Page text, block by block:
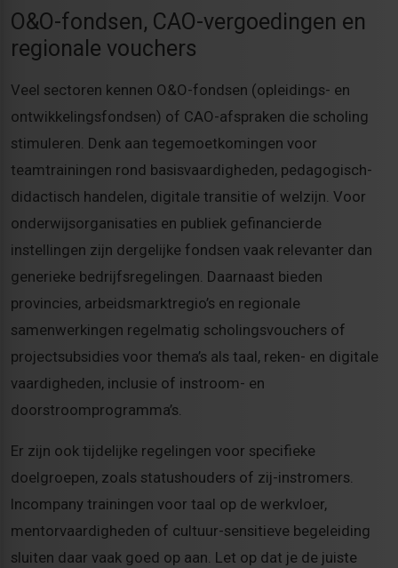
O&O-fondsen, CAO-vergoedingen en
regionale vouchers
Veel sectoren kennen O&O-fondsen (opleidings- en
ontwikkelingsfondsen) of CAO-afspraken die scholing
stimuleren. Denk aan tegemoetkomingen voor
teamtrainingen rond basisvaardigheden, pedagogisch-
didactisch handelen, digitale transitie of welzijn. Voor
onderwijsorganisaties en publiek gefinancierde
instellingen zijn dergelijke fondsen vaak relevanter dan
generieke bedrijfsregelingen. Daarnaast bieden
provincies, arbeidsmarktregio’s en regionale
samenwerkingen regelmatig scholingsvouchers of
projectsubsidies voor thema’s als taal, reken- en digitale
vaardigheden, inclusie of instroom- en
doorstroomprogramma’s.
Er zijn ook tijdelijke regelingen voor specifieke
doelgroepen, zoals statushouders of zij-instromers.
Incompany trainingen voor taal op de werkvloer,
mentorvaardigheden of cultuur-sensitieve begeleiding
sluiten daar vaak goed op aan. Let op dat je de juiste